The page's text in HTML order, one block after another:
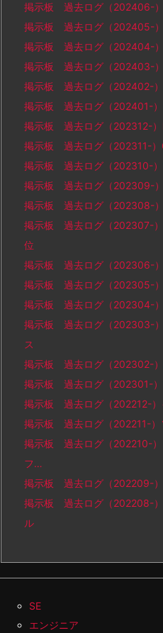
掲示板 過去ログ（202406-
掲示板 過去ログ（202405-
掲示板 過去ログ（202404-
掲示板 過去ログ（202403-
掲示板 過去ログ（202402-）
掲示板 過去ログ（202401-）
掲示板 過去ログ（202312-）
掲示板 過去ログ（202311-）
掲示板 過去ログ（202310-）
掲示板 過去ログ（202309-）
掲示板 過去ログ（202308-
掲示板 過去ログ（202307-）
位
掲示板 過去ログ（202306-
掲示板 過去ログ（202305-
掲示板 過去ログ（202304-
掲示板 過去ログ（202303-
ス
掲示板 過去ログ（202302-
掲示板 過去ログ（202301-）
掲示板 過去ログ（202212-）
掲示板 過去ログ（202211-）
掲示板 過去ログ（202210-）
フ…
掲示板 過去ログ（202209-）
掲示板 過去ログ（202208-）
ル
SE
エンジニア